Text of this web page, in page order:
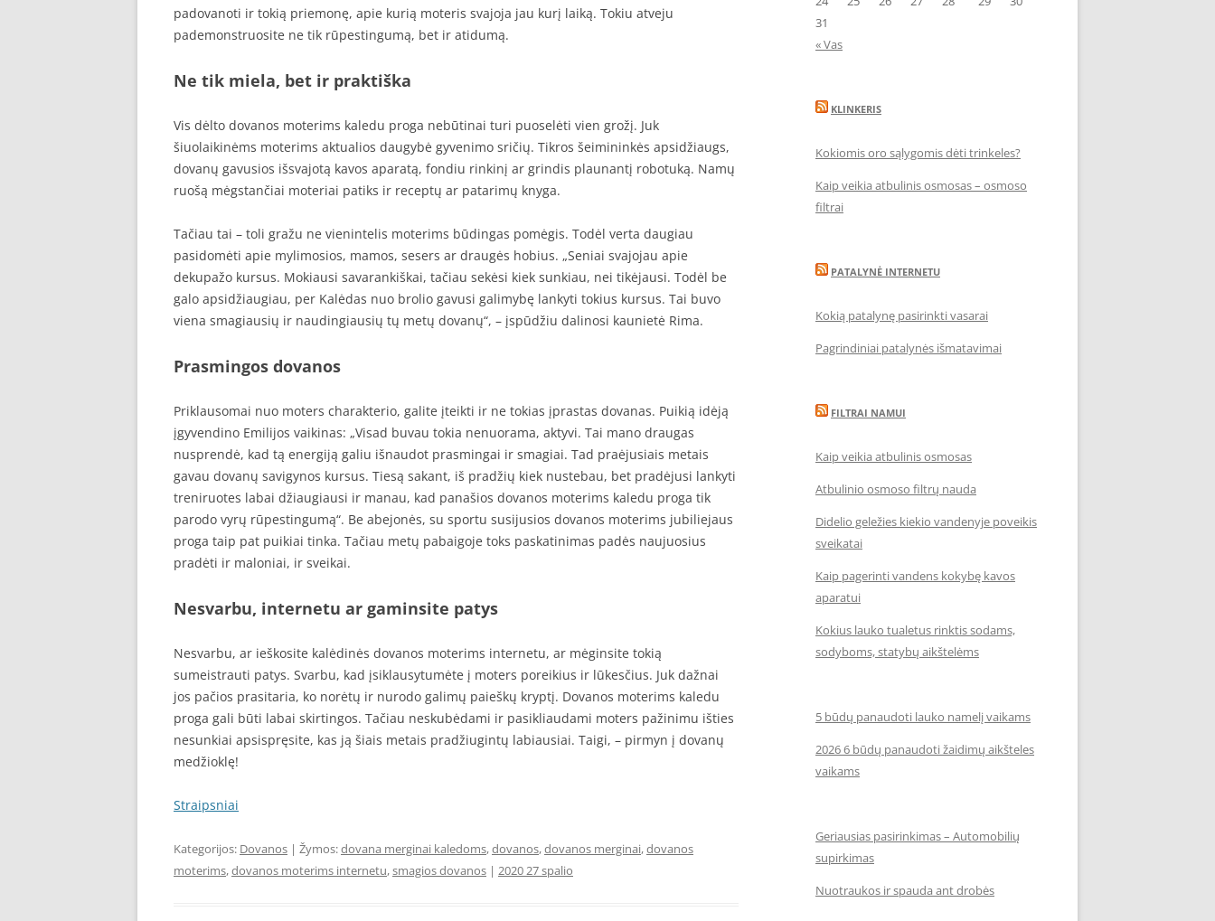
padovanoti ir tokią priemonę, apie kurią moteris svajoja jau kurį laiką. Tokiu atveju
pademonstruosite ne tik rūpestingumą, bet ir atidumą.
Ne tik miela, bet ir praktiška
Vis dėlto dovanos moterims kaledu proga nebūtinai turi puoselėti vien grožį. Juk
šiuolaikinėms moterims aktualios daugybė gyvenimo sričių. Tikros šeimininkės apsidžiaugs,
dovanų gavusios išsvajotą kavos aparatą, fondiu rinkinį ar grindis plaunantį robotuką. Namų
ruošą mėgstančiai moteriai patiks ir receptų ar patarimų knyga.
Tačiau tai – toli gražu ne vienintelis moterims būdingas pomėgis. Todėl verta daugiau
pasidomėti apie mylimosios, mamos, sesers ar draugės hobius. „Seniai svajojau apie
dekupažo kursus. Mokiausi savarankiškai, tačiau sekėsi kiek sunkiau, nei tikėjausi. Todėl be
galo apsidžiaugiau, per Kalėdas nuo brolio gavusi galimybę lankyti tokius kursus. Tai buvo
viena smagiausių ir naudingiausių tų metų dovanų“, – įspūdžiu dalinosi kaunietė Rima.
Prasmingos dovanos
Priklausomai nuo moters charakterio, galite įteikti ir ne tokias įprastas dovanas. Puikią idėją
įgyvendino Emilijos vaikinas: „Visad buvau tokia nenuorama, aktyvi. Tai mano draugas
nusprendė, kad tą energiją galiu išnaudot prasmingai ir smagiai. Tad praėjusiais metais
gavau dovanų savigynos kursus. Tiesą sakant, iš pradžių kiek nustebau, bet pradėjusi lankyti
treniruotes labai džiaugiausi ir manau, kad panašios dovanos moterims kaledu proga tik
parodo vyrų rūpestingumą“. Be abejonės, su sportu susijusios dovanos moterims jubiliejaus
proga taip pat puikiai tinka. Tačiau metų pabaigoje toks paskatinimas padės naujuosius
pradėti ir maloniai, ir sveikai.
Nesvarbu, internetu ar gaminsite patys
Nesvarbu, ar ieškosite kalėdinės dovanos moterims internetu, ar mėginsite tokią
sumeistrauti patys. Svarbu, kad įsiklausytumėte į moters poreikius ir lūkesčius. Juk dažnai
jos pačios prasitaria, ko norėtų ir nurodo galimų paieškų kryptį. Dovanos moterims kaledu
proga gali būti labai skirtingos. Tačiau neskubėdami ir pasikliaudami moters pažinimu išties
nesunkiai apsispręsite, kas ją šiais metais pradžiugintų labiausiai. Taigi, – pirmyn į dovanų
medžioklę!
Straipsniai
Kategorijos: Dovanos | Žymos:dovana merginai kaledoms,dovanos,dovanos merginai,dovanos
moterims,dovanos moterims internetu,smagios dovanos | 2020 27 spalio
31
« Vas
KLINKERIS
Kokiomis oro sąlygomis dėti trinkeles?
Kaip veikia atbulinis osmosas – osmoso
filtrai
PATALYNĖ INTERNETU
Kokią patalynę pasirinkti vasarai
Pagrindiniai patalynės išmatavimai
FILTRAI NAMUI
Kaip veikia atbulinis osmosas
Atbulinio osmoso filtrų nauda
Didelio geležies kiekio vandenyje poveikis
sveikatai
Kaip pagerinti vandens kokybę kavos
aparatui
Kokius lauko tualetus rinktis sodams,
sodyboms, statybų aikštelėms
5 būdų panaudoti lauko namelį vaikams
2026 6 būdų panaudoti žaidimų aikšteles
vaikams
Geriausias pasirinkimas – Automobilių
supirkimas
Nuotraukos ir spauda ant drobės